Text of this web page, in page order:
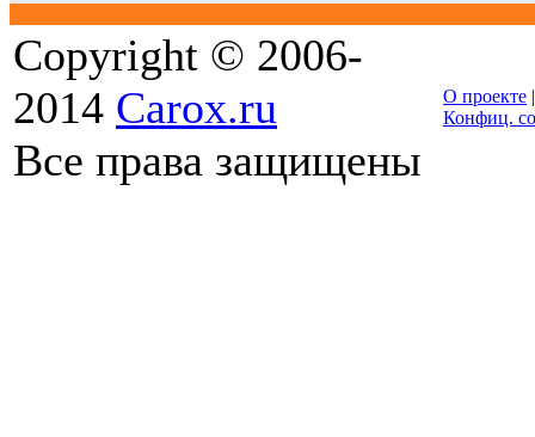
Copyright © 2006-
2014 Carox.ru
Все права защищены
О проекте
Конфиц.